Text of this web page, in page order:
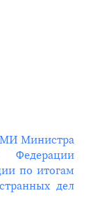
Министра
по итогам
дел